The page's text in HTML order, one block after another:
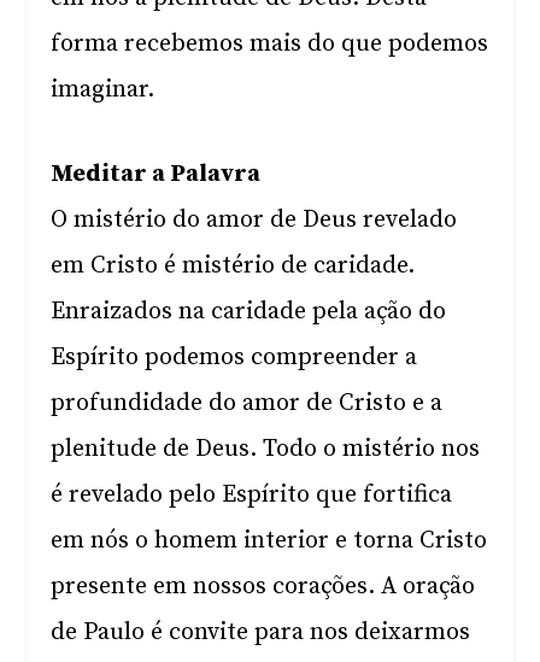
forma recebemos mais do que podemos
imaginar.
Meditar a Palavra
O mistério do amor de Deus revelado
em Cristo é mistério de caridade.
Enraizados na caridade pela ação do
Espírito podemos compreender a
profundidade do amor de Cristo e a
plenitude de Deus. Todo o mistério nos
é revelado pelo Espírito que fortifica
em nós o homem interior e torna Cristo
presente em nossos corações. A oração
de Paulo é convite para nos deixarmos